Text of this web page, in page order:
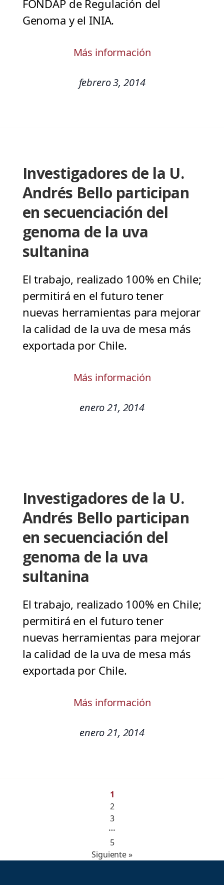
FONDAP de Regulación del
Genoma y el INIA.
Más información
febrero 3, 2014
Investigadores de la U.
Andrés Bello participan
en secuenciación del
genoma de la uva
sultanina
El trabajo, realizado 100% en Chile;
permitirá en el futuro tener
nuevas herramientas para mejorar
la calidad de la uva de mesa más
exportada por Chile.
Más información
enero 21, 2014
Investigadores de la U.
Andrés Bello participan
en secuenciación del
genoma de la uva
sultanina
El trabajo, realizado 100% en Chile;
permitirá en el futuro tener
nuevas herramientas para mejorar
la calidad de la uva de mesa más
exportada por Chile.
Más información
enero 21, 2014
1
2
3
…
5
Siguiente »